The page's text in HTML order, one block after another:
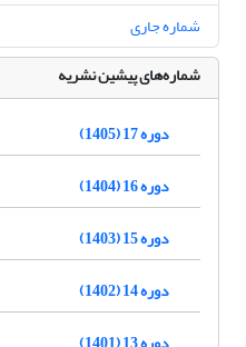
شماره جاری
شماره‌های پیشین نشریه
دوره 17 (1405)
دوره 16 (1404)
دوره 15 (1403)
دوره 14 (1402)